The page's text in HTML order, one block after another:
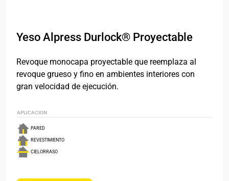
Yeso Alpress Durlock® Proyectable
Revoque monocapa proyectable que reemplaza al
revoque grueso y fino en ambientes interiores con
gran velocidad de ejecución.
APLICACION
PARED
REVESTIMIENTO
CIELORRASO